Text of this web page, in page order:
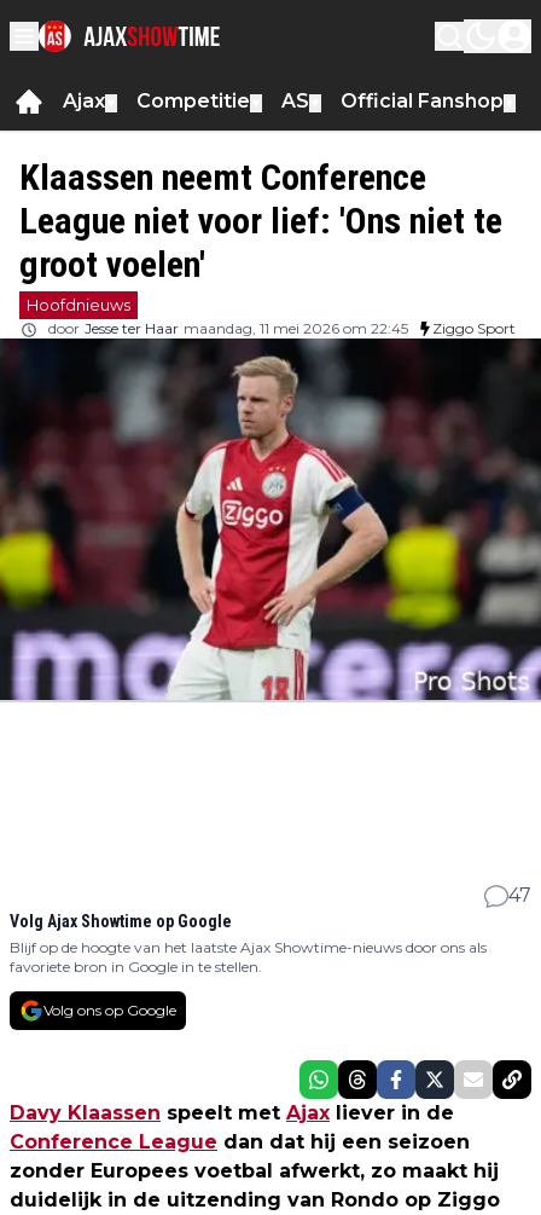
Ajax Competitie AS Official Fanshop
Klaassen neemt Conference
League niet voor lief: 'Ons niet te
groot voelen'
Hoofdnieuws
door Jesse ter Haar maandag, 11 mei 2026 om 22:45 Ziggo Sport
47
Volg Ajax Showtime op Google
Blijf op de hoogte van het laatste Ajax Showtime-nieuws door ons als
favoriete bron in Google in te stellen.
Volg ons op Google
Davy Klaassen speelt met Ajax liever in de
Conference League dan dat hij een seizoen
zonder Europees voetbal afwerkt, zo maakt hij
duidelijk in de uitzending van Rondo op Ziggo